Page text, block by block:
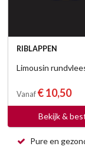
RIBLAPPEN
Limousin
Vanaf € 10,50
Bekijk &
Pure en